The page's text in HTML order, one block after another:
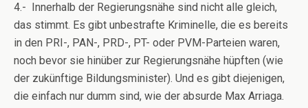
4.- Innerhalb der Regierungsnähe sind nicht alle gleich,
das stimmt. Es gibt unbestrafte Kriminelle, die es bereits
in den PRI-, PAN-, PRD-, PT- oder PVM-Parteien waren,
noch bevor sie hinüber zur Regierungsnähe hüpften (wie
der zukünftige Bildungsminister). Und es gibt diejenigen,
die einfach nur dumm sind, wie der absurde Max Arriaga.